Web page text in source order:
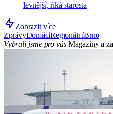
levnější, říká starosta
Zobrazit více
ZprávyDomácíRegionálníBrno
Vybrali jsme pro vás Magazíny a